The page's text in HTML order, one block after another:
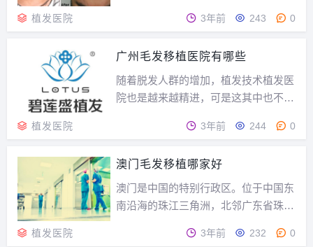
是这样呢，下面就来看一看深圳植发医
碧莲盛植发医院深圳碧莲盛植发医院位
于深圳市福田区滨河大道9013号嘉州豪
园，周边环境优...
植发医院 3年前 243 0
广州毛发移植医院有哪些
随着脱发人群的增加，植发技术植发医
院也是越来越精进，可是这其中也不乏
友的脱发治疗。接下来就为您推荐几家
发医院新生植发先后在北京、香港、成
都等地创办了“毛发种植研究院”，新生
植发医院是目前国...
植发医院 3年前 244 0
澳门毛发移植哪家好
澳门是中国的特别行政区。位于中国东
南沿海的珠江三角洲，北邻广东省珠海
与香港隔海相望，南临中国南海。作为
植发医院 3年前 232 0